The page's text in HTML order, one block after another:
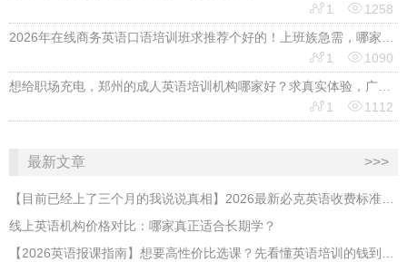
1 1258
2026年在线商务英语口语培训班求推荐个好的！上班族急需，哪家好？
1 1090
想给职场充电，郑州的成人英语培训机构哪家好？求真实体验，广告勿扰，感谢！
1 1112
最新文章 >>>
【目前已经上了三个月的我说说真相】2026最新必克英语收费标准多少？靠谱吗？有坑吗？
线上英语机构价格对比：哪家真正适合长期学？
【2026英语报课指南】想要高性价比选课？先看懂英语培训的钱到底花在哪